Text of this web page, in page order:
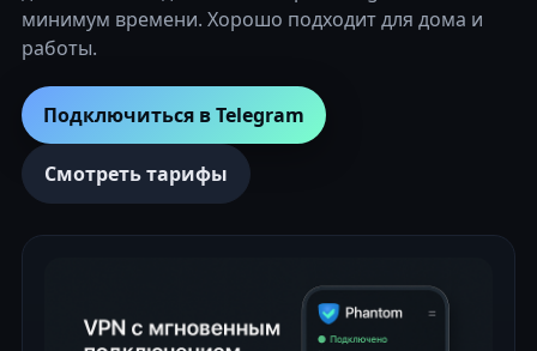
минимум времени. Хорошо подходит для дома и
работы.
Подключиться в Telegram
Смотреть тарифы